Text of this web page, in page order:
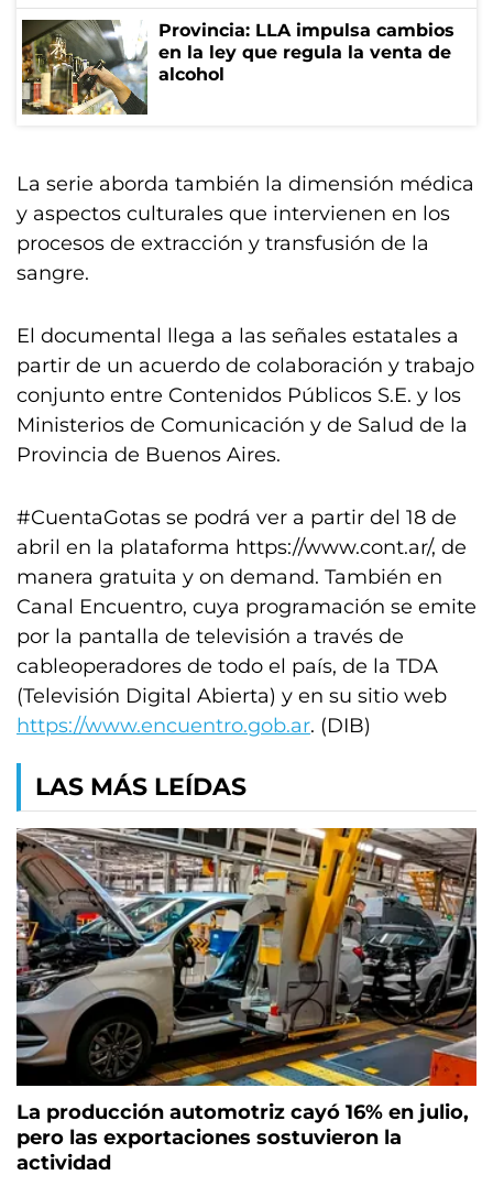
Provincia: LLA impulsa cambios
en la ley que regula la venta de
alcohol
La serie aborda también la dimensión médica
y aspectos culturales que intervienen en los
procesos de extracción y transfusión de la
sangre.
El documental llega a las señales estatales a
partir de un acuerdo de colaboración y trabajo
conjunto entre Contenidos Públicos S.E. y los
Ministerios de Comunicación y de Salud de la
Provincia de Buenos Aires.
#CuentaGotas se podrá ver a partir del 18 de
abril en la plataforma https://www.cont.ar/, de
manera gratuita y on demand. También en
Canal Encuentro, cuya programación se emite
por la pantalla de televisión a través de
cableoperadores de todo el país, de la TDA
(Televisión Digital Abierta) y en su sitio web
https://www.encuentro.gob.ar. (DIB)
LAS MÁS LEÍDAS
La producción automotriz cayó 16% en julio,
pero las exportaciones sostuvieron la
actividad